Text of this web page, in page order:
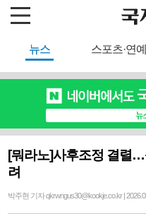
뉴스 스포츠·연예
[뭐라노]사후조정 결렬…
려
박주현 기자 qkrwngus30@kookje.co.kr |